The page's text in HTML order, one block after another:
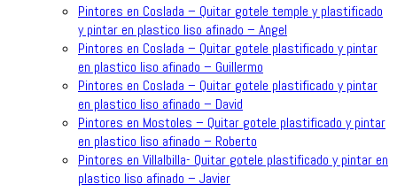
Pintores en Coslada – Quitar gotele temple y plastificado
y pintar en plastico liso afinado – Angel
Pintores en Coslada – Quitar gotele plastificado y pintar
en plastico liso afinado – Guillermo
Pintores en Coslada – Quitar gotele plastificado y pintar
en plastico liso afinado – David
Pintores en Mostoles – Quitar gotele plastificado y pintar
en plastico liso afinado – Roberto
Pintores en Villalbilla- Quitar gotele plastificado y pintar en
plastico liso afinado – Javier